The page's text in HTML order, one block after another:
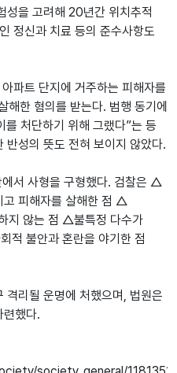
성을 고려해 20년간 위치추적
정신과 치료 등의 준수사항도
파트 단지에 거주하는 피해자를
해한 혐의를 받는다. 범행 동기에
를 처단하기 위해 그랬다”는 등
반성의 뜻도 전혀 보이지 않았다.
서 사형을 구형했다. 검찰은 △
고 피해자를 살해한 점 △
지 않는 점 △불특정 다수가
적 불안과 혼란을 야기한 점
격리될 운명에 처했으며, 법원은
련했다.